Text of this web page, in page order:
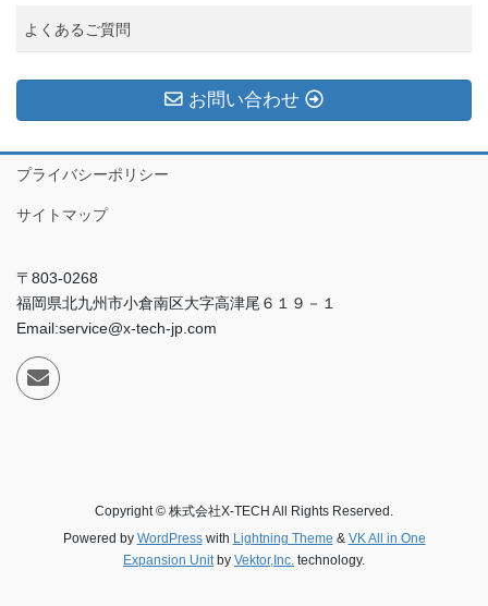
よくあるご質問
お問い合わせ
プライバシーポリシー
サイトマップ
〒803-0268
福岡県北九州市小倉南区大字高津尾６１９－１
Email:service@x-tech-jp.com
Copyright © 株式会社X-TECH All Rights Reserved.
Powered by WordPresswith Lightning Theme & VK All in One
Expansion Unitby Vektor,Inc. technology.